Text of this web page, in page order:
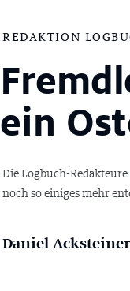
REDAKTION
ein
Die Logbuch-
noch so einiges mehr
Daniel Acksteiner